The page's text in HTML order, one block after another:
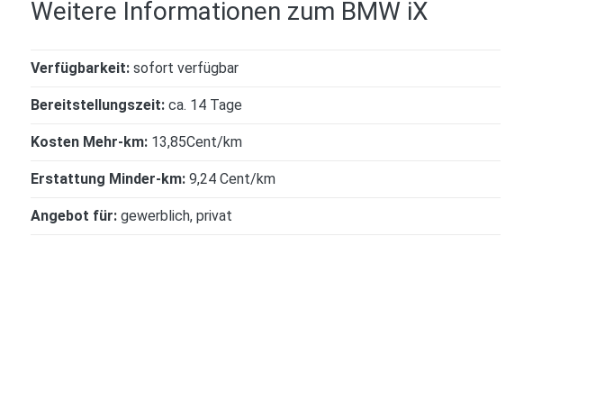
Weitere Informationen zum BMW iX
Verfügbarkeit: sofort verfügbar
Bereitstellungszeit: ca. 14 Tage
Kosten Mehr-km: 13,85Cent/km
Erstattung Minder-km: 9,24 Cent/km
Angebot für: gewerblich privat